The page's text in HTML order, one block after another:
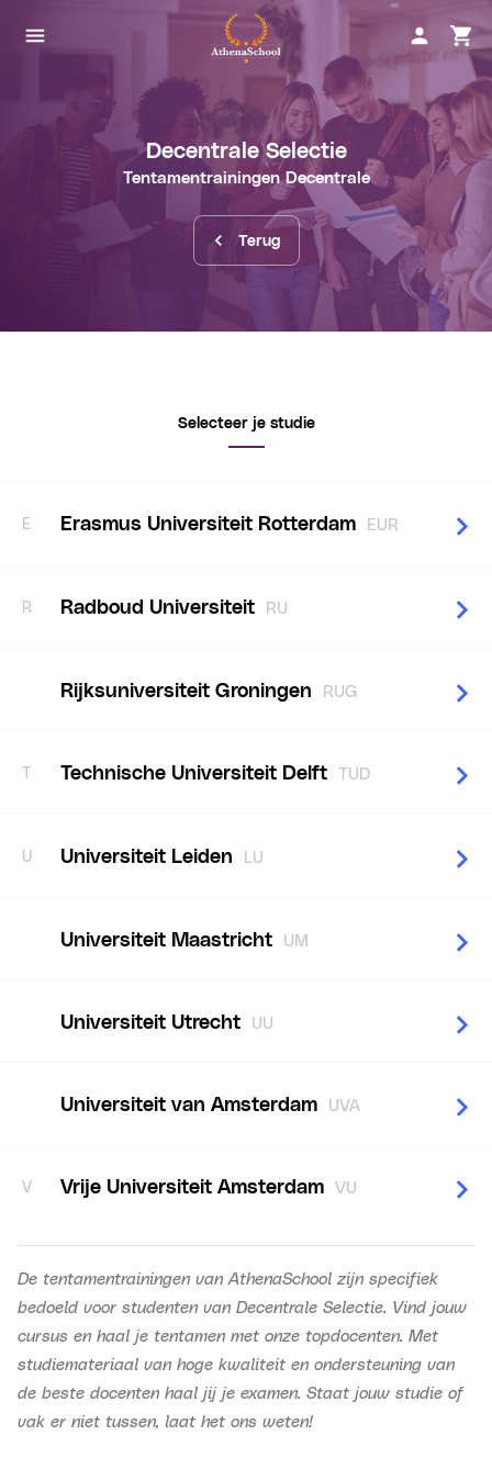
Terug
Decentrale Selectie
Tentamentrainingen Decentrale
Selecteer je studie
E Erasmus Universiteit Rotterdam EUR
R Radboud Universiteit RU
Rijksuniversiteit Groningen RUG
T Technische Universiteit Delft TUD
U Universiteit Leiden LU
Universiteit Maastricht UM
Universiteit Utrecht UU
Universiteit van Amsterdam UVA
V Vrije Universiteit Amsterdam VU
De tentamentrainingen van AthenaSchool zijn specifiek
bedoeld voor studenten van Decentrale Selectie. Vind jouw
cursus en haal je tentamen met onze topdocenten. Met
studiemateriaal van hoge kwaliteit en ondersteuning van
de beste docenten haal jij je examen. Staat jouw studie of
vak er niet tussen, laat het ons weten!